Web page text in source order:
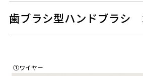
歯ブラシ型ハンドブラシ
①ワイヤー